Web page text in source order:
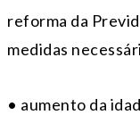
reforma da
medidas
• aumento da